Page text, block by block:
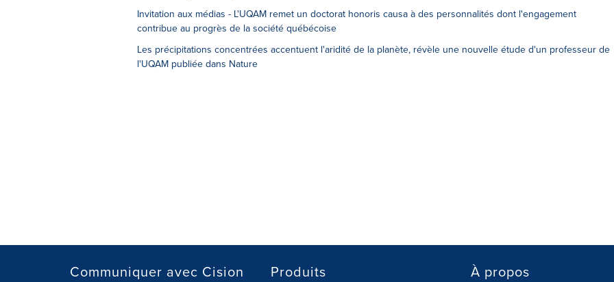
Invitation aux médias - L'UQAM remet un doctorat honoris causa à des personnalités dont l'engagement
contribue au progrès de la société québécoise
Les précipitations concentrées accentuent l'aridité de la planète, révèle une nouvelle étude d'un professeur de
l'UQAM publiée dans Nature
Communiquer avec Cision Produits À propos